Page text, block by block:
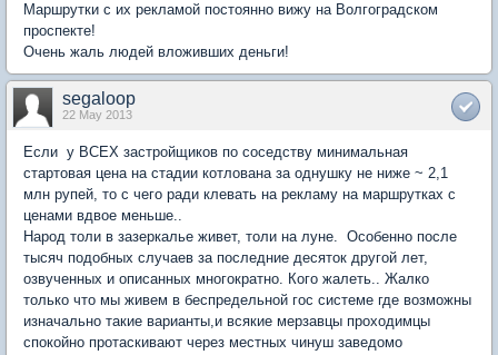
Маршрутки с их рекламой постоянно вижу на Волгоградском
проспекте!
Очень жаль людей вложивших деньги!
segaloop
22 May 2013
Если у ВСЕХ застройщиков по соседству минимальная
стартовая цена на стадии котлована за однушку не ниже ~ 2,1
млн рупей, то с чего ради клевать на рекламу на маршрутках с
ценами вдвое меньше..
Народ толи в зазеркалье живет, толи на луне. Особенно после
тысяч подобных случаев за последние десяток другой лет,
озвученных и описанных многократно. Кого жалеть.. Жалко
только что мы живем в беспредельной гос системе где возможны
изначально такие варианты,и всякие мерзавцы проходимцы
спокойно протаскивают через местных чинуш заведомо